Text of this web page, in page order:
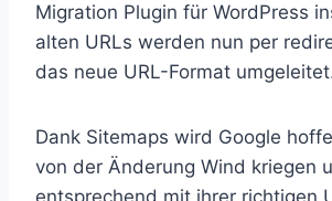
Migration Plugin für WordPress
alten URLs werden nun per
das neue URL-Format
Dank Sitemaps wird Google
von der Änderung Wind kriegen